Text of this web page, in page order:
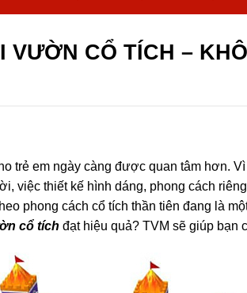
VƯỜN CỔ TÍCH –
trẻ em ngày càng được quan tâm hơn.
việc thiết kế hình dáng, phong cách
phong cách cổ tích thần tiên đang là
cổ tích đạt hiệu quả? TVM sẽ giúp bạn